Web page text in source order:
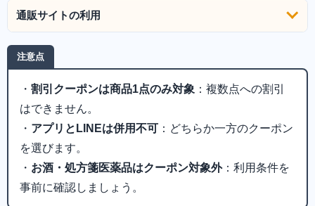
通販サイトの利用
注意点
・ 割引クーポンは商品1点のみ対象 ：複数点への割引
はできません。
・ アプリとLINEは併用不可 ：どちらか一方のクーポン
を選びます。
・ お酒・処方箋医薬品はクーポン対象外：利用条件を
事前に確認しましょう。